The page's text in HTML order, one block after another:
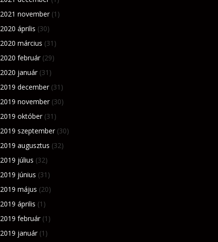
2021 november(1)
2020 április (30)
2020 március (31)
2020 február(29)
2020 január(31)
2019 december(31)
2019 november(30)
2019 október(31)
2019 szeptember(30)
2019 augusztus (32)
2019 július (32)
2019 június (31)
2019 május (20)
2019 április (1)
2019 február(1)
2019 január(1)